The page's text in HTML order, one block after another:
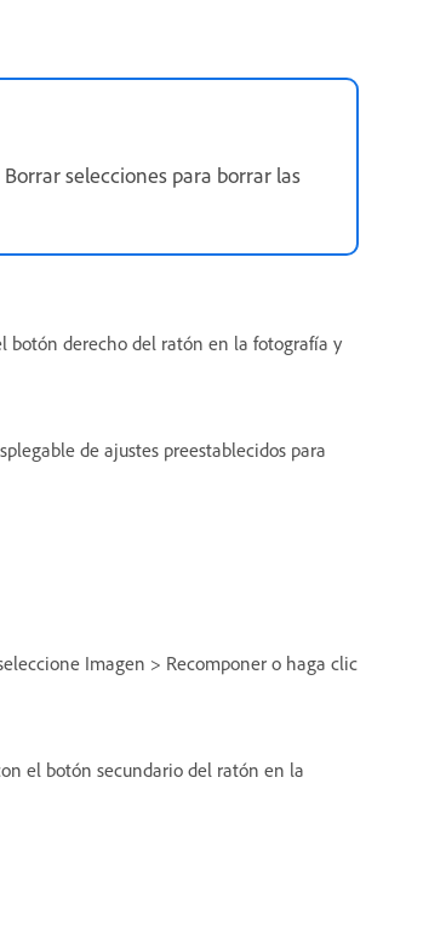
selecciones para borrar las
botón derecho del ratón en la fotografía y
de ajustes preestablecidos para
Imagen > Recomponer o haga clic
el botón secundario del ratón en la